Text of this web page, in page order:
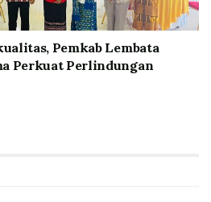
Pemkab Lembata
Perkuat Perlindungan